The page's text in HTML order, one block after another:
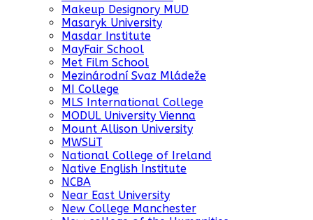
Makeup Designory MUD
Masaryk University
Masdar Institute
MayFair School
Met Film School
Mezinárodní Svaz Mládeže
MI College
MLS International College
MODUL University Vienna
Mount Allison University
MWSLiT
National College of Ireland
Native English Institute
NCBA
Near East University
New College Manchester